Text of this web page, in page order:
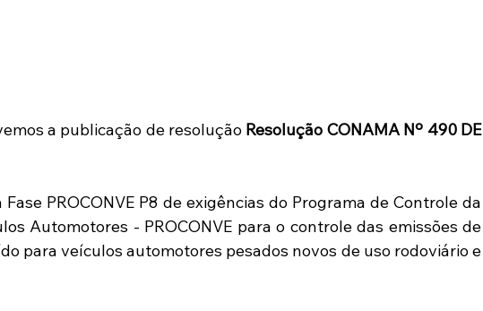
a publicação de resolução Resolução CONAMA Nº 490 DE
PROCONVE P8 de exigências do Programa de Controle da
Automotores - PROCONVE para o controle das emissões de
para veículos automotores pesados novos de uso rodoviário e